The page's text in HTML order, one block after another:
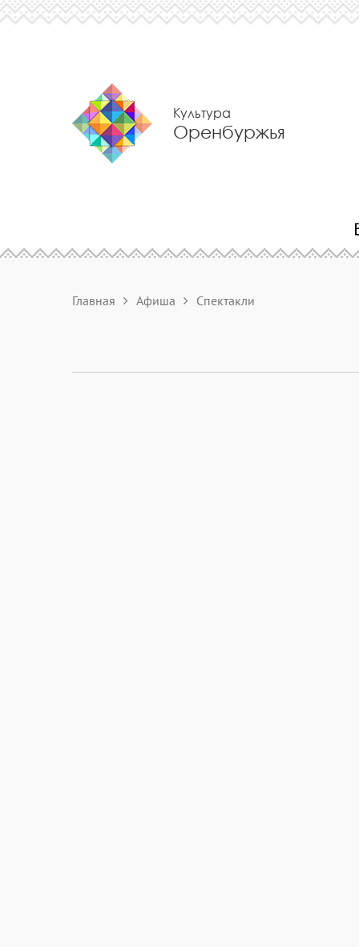
Культура
Оренбуржья
Главная Афиша Спектакли